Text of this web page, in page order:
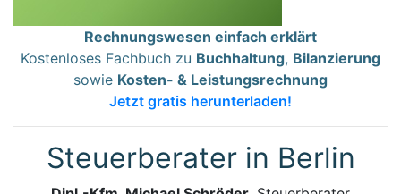
Rechnungswesen einfach erklärt
Kostenloses Fachbuch zu Buchhaltung, Bilanzierung
sowie Kosten- & Leistungsrechnung
Jetzt gratis herunterladen!
Steuerberater in Berlin